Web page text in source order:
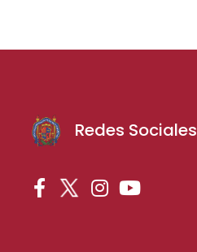
Redes Sociales